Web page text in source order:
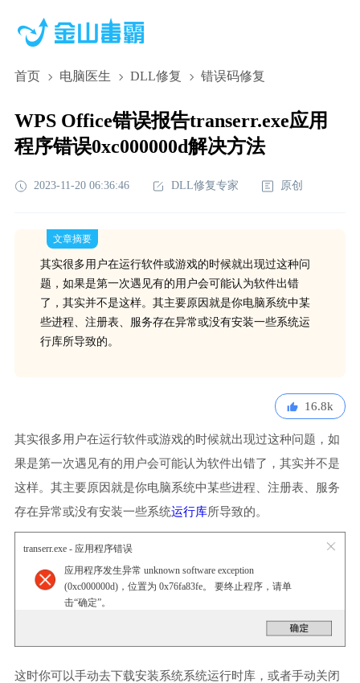
首页 电脑医生 DLL修复 错误码修复
WPS Office错误报告transerr.exe应用
程序错误0xc000000d解决方法
2023-11-20 06:36:46 DLL修复专家 原创
文章摘要
其实很多用户在运行软件或游戏的时候就出现过这种问
题，如果是第一次遇见有的用户会可能认为软件出错
了，其实并不是这样。其主要原因就是你电脑系统中某
些进程、注册表、服务存在异常或没有安装一些系统运
行库所导致的。
16.8k
其实很多用户在运行软件或游戏的时候就出现过这种问题，如
果是第一次遇见有的用户会可能认为软件出错了，其实并不是
这样。其主要原因就是你电脑系统中某些进程、注册表、服务
存在异常或没有安装一些系统运行库所导致的。
transerr.exe - 应用程序错误
应用程序发生异常 unknown software exception
(0xc000000d)，位置为 0x76fa83fe。 要终止程序，请单
击“确定”。
这时你可以手动去下载安装系统系统运行时库，或者手动关闭